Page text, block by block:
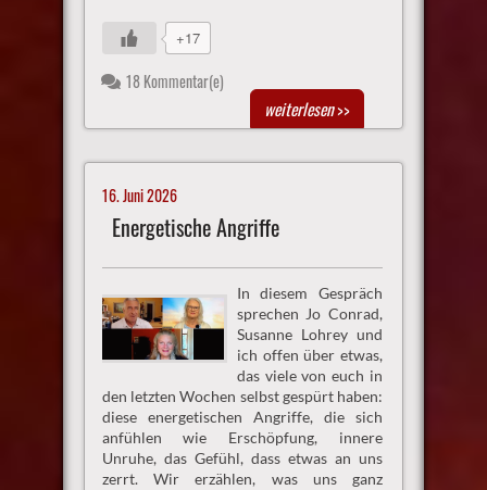
+17
18 Kommentar(e)
weiterlesen>>
16. Juni 2026
Energetische Angriffe
In diesem Gespräch
sprechen Jo Conrad,
Susanne Lohrey und
ich offen über etwas,
das viele von euch in
den letzten Wochen selbst gespürt haben:
diese energetischen Angriffe, die sich
anfühlen wie Erschöpfung, innere
Unruhe, das Gefühl, dass etwas an uns
zerrt. Wir erzählen, was uns ganz